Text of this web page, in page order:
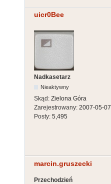
uicr0Bee
Nadkasetarz
Nieaktywny
Skąd: Zielona Góra
Zarejestrowany: 2007-05-07
Posty: 5,495
marcin.gruszecki
Przechodzień